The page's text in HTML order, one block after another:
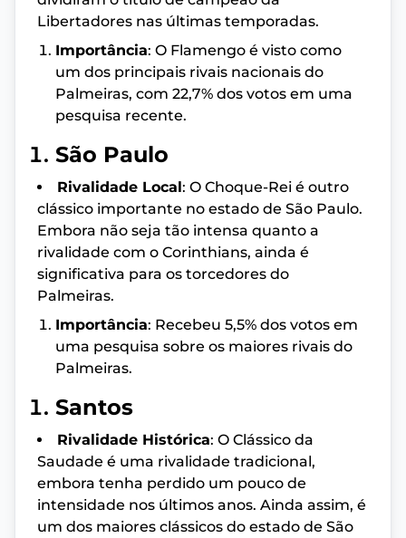
Libertadores nas últimas temporadas.
Importância: O Flamengo é visto como
um dos principais rivais nacionais do
Palmeiras, com 22,7% dos votos em uma
pesquisa recente.
São Paulo
Rivalidade Local: O Choque-Rei é outro
clássico importante no estado de São Paulo.
Embora não seja tão intensa quanto a
rivalidade com o Corinthians, ainda é
significativa para os torcedores do
Palmeiras.
Importância: Recebeu 5,5% dos votos em
uma pesquisa sobre os maiores rivais do
Palmeiras.
Santos
Rivalidade Histórica: O Clássico da
Saudade é uma rivalidade tradicional,
embora tenha perdido um pouco de
intensidade nos últimos anos. Ainda assim, é
um dos maiores clássicos do estado de São